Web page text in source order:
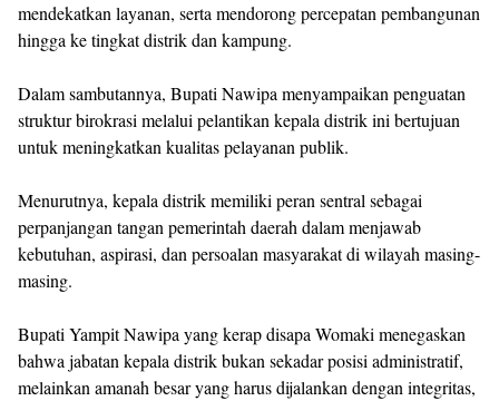
mendekatkan layanan, serta mendorong percepatan pembangunan
hingga ke tingkat distrik dan kampung.
‎Dalam sambutannya, Bupati Nawipa menyampaikan penguatan
struktur birokrasi melalui pelantikan kepala distrik ini bertujuan
untuk meningkatkan kualitas pelayanan publik.
‎Menurutnya, kepala distrik memiliki peran sentral sebagai
perpanjangan tangan pemerintah daerah dalam menjawab
kebutuhan, aspirasi, dan persoalan masyarakat di wilayah masing-
masing.
‎Bupati Yampit Nawipa yang kerap disapa Womaki menegaskan
bahwa jabatan kepala distrik bukan sekadar posisi administratif,
melainkan amanah besar yang harus dijalankan dengan integritas,